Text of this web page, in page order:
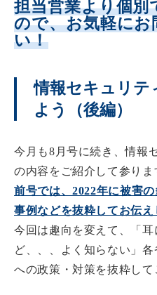
担当営業より個別
ので、お気軽に
い！
情報セキュリテ
よう（後編）
今月も8月号に続き、情報
の内容をご紹介して参りま
前号では、2022年に被害
事例などを抜粋してお伝え
今回は趣向を変えて、「
ど、、、よく知らない」
への政策・対策を抜粋して